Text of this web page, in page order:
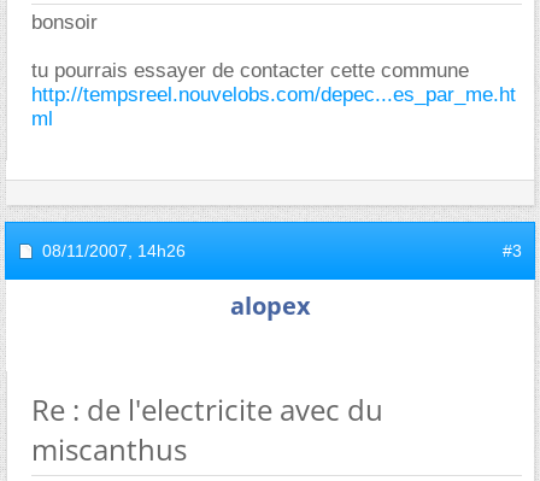
bonsoir
tu pourrais essayer de contacter cette commune
http://tempsreel.nouvelobs.com/depec...es_par_me.ht
ml
08/11/2007, 14h26 #3
alopex
Re : de l'electricite avec du
miscanthus